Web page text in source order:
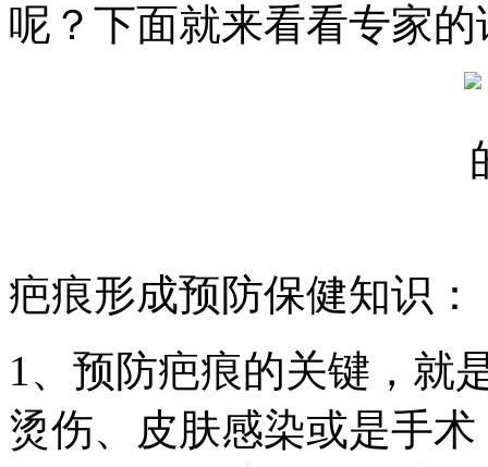
呢？下面就来看看专家
疤痕形成预防保健知识：
1、预防疤痕的关键，就
烫伤、皮肤感染或是手